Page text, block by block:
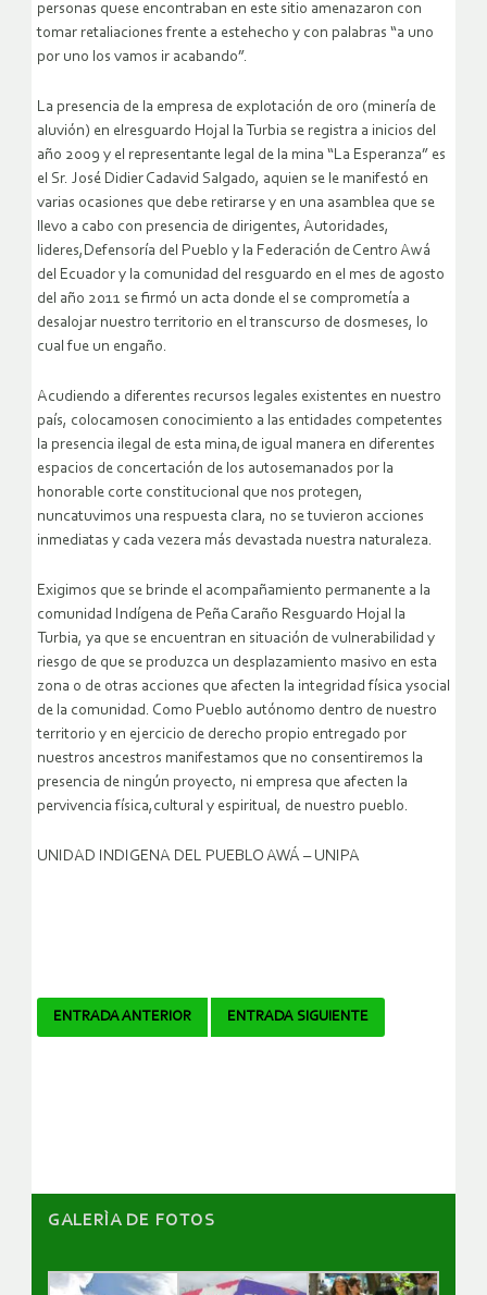
personas quese encontraban en este sitio amenazaron con
tomar retaliaciones frente a estehecho y con palabras “a uno
por uno los vamos ir acabando”.
La presencia de la empresa de explotación de oro (minería de
aluvión) en elresguardo Hojal la Turbia se registra a inicios del
año 2009 y el representante legal de la mina “La Esperanza” es
el Sr. José Didier Cadavid Salgado, aquien se le manifestó en
varias ocasiones que debe retirarse y en una asamblea que se
llevo a cabo con presencia de dirigentes, Autoridades,
lideres,Defensoría del Pueblo y la Federación de Centro Awá
del Ecuador y la comunidad del resguardo en el mes de agosto
del año 2011 se firmó un acta donde el se comprometía a
desalojar nuestro territorio en el transcurso de dosmeses, lo
cual fue un engaño.
Acudiendo a diferentes recursos legales existentes en nuestro
país, colocamosen conocimiento a las entidades competentes
la presencia ilegal de esta mina,de igual manera en diferentes
espacios de concertación de los autosemanados por la
honorable corte constitucional que nos protegen,
nuncatuvimos una respuesta clara, no se tuvieron acciones
inmediatas y cada vezera más devastada nuestra naturaleza.
Exigimos que se brinde el acompañamiento permanente a la
comunidad Indígena de Peña Caraño Resguardo Hojal la
Turbia, ya que se encuentran en situación de vulnerabilidad y
riesgo de que se produzca un desplazamiento masivo en esta
zona o de otras acciones que afecten la integridad física ysocial
de la comunidad. Como Pueblo autónomo dentro de nuestro
territorio y en ejercicio de derecho propio entregado por
nuestros ancestros manifestamos que no consentiremos la
presencia de ningún proyecto, ni empresa que afecten la
pervivencia física,cultural y espiritual, de nuestro pueblo.
UNIDAD INDIGENA DEL PUEBLO AWÁ – UNIPA
Navegador
ENTRADA ANTERIOR ENTRADA SIGUIENTE
GALERÌA DE FOTOS